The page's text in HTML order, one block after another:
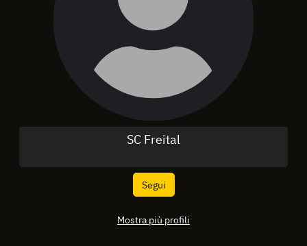
SC Freital
Segui
Mostra più profili